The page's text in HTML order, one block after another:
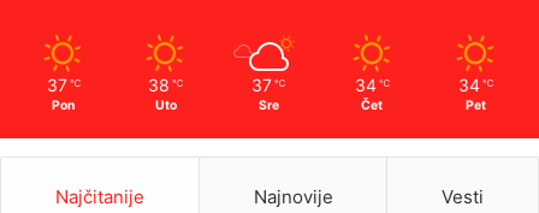
37 ℃
Pon
38 ℃
Uto
37 ℃
Sre
34 ℃
Čet
34 ℃
Pet
Najčitanije Najnovije Vesti